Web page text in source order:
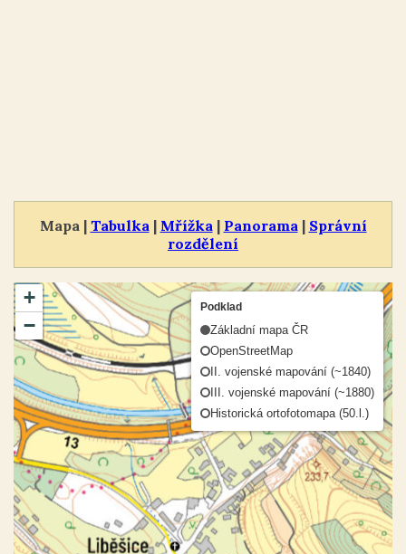
Mapa | Tabulka | Mřížka | Panorama | Správní
rozdělení
+
−
Podklad
Základní mapa ČR
OpenStreetMap
II. vojenské mapování (~1840)
III. vojenské mapování (~1880)
Historická ortofotomapa (50.l.)